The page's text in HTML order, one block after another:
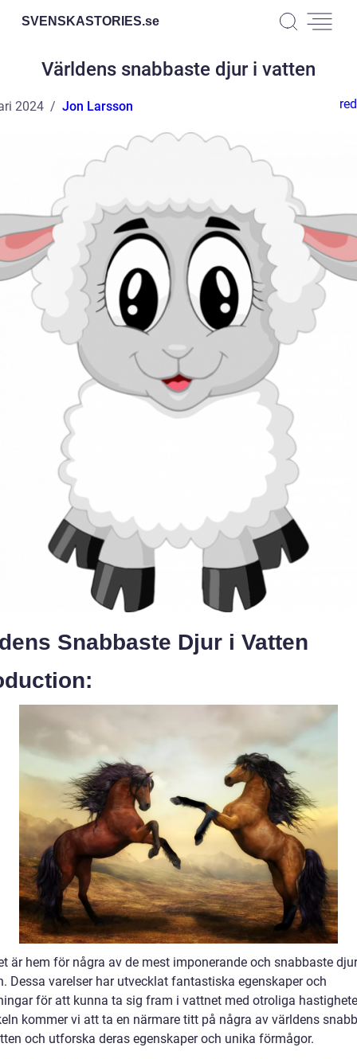
SVENSKASTORIES.se
Världens snabbaste djur i vatten
2024 Jon Larsson
Snabbaste Djur i Vatten
är hem för några av de mest imponerande och snabbaste
Dessa varelser har utvecklat fantastiska egenskaper och
för att kunna ta sig fram i vattnet med otroliga
kommer vi att ta en närmare titt på några av världens
och utforska deras egenskaper och unika förmågor.